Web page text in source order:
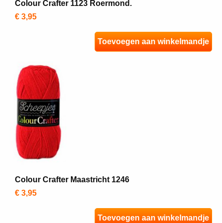
Colour Crafter 1123 Roermond.
€ 3,95
Toevoegen aan winkelmandje
Colour Crafter Maastricht 1246
€ 3,95
Toevoegen aan winkelmandje